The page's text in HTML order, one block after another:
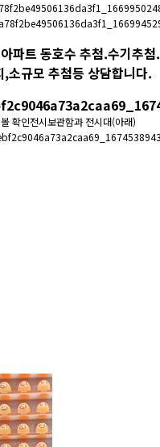
파트 동호수 추첨.수기추첨.
,소규모 추첨등 상담합니다.
확인전시보관함과 전시대(아래)